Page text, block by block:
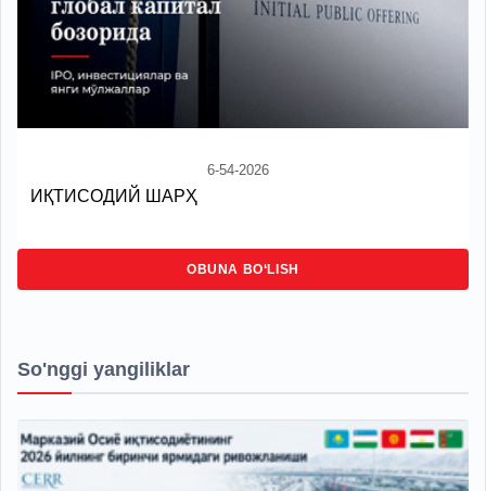
6-54-2026
ИҚТИСОДИЙ ШАРҲ
OBUNA BO‘LISH
So'nggi yangiliklar